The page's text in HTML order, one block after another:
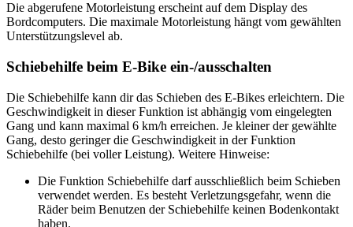
Die abgerufene Motorleistung erscheint auf dem Display des
Bordcomputers. Die maximale Motorleistung hängt vom gewählten
Unterstützungslevel ab.
Schiebehilfe beim E-Bike ein-/ausschalten
Die Schiebehilfe kann dir das Schieben des E-Bikes erleichtern. Die
Geschwindigkeit in dieser Funktion ist abhängig vom eingelegten
Gang und kann maximal 6 km/h erreichen. Je kleiner der gewählte
Gang, desto geringer die Geschwindigkeit in der Funktion
Schiebehilfe (bei voller Leistung). Weitere Hinweise:
Die Funktion Schiebehilfe darf ausschließlich beim Schieben
verwendet werden. Es besteht Verletzungsgefahr, wenn die
Räder beim Benutzen der Schiebehilfe keinen Bodenkontakt
haben.